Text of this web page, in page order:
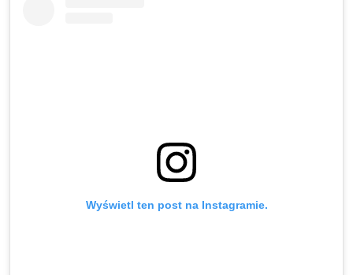
Wyświetl ten post na Instagramie.